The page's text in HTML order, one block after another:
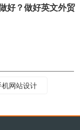
好？做好英文外贸
机网站设计